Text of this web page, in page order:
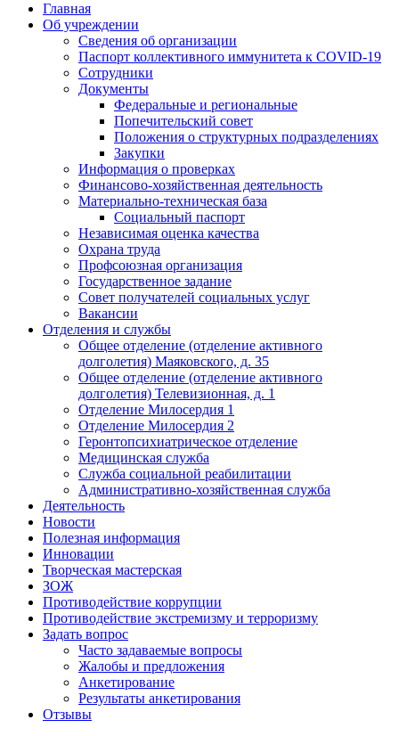
Главная
Об учреждении
Сведения об организации
Паспорт коллективного иммунитета к COVID-19
Сотрудники
Документы
Федеральные и региональные
Попечительский совет
Положения о структурных подразделениях
Закупки
Информация о проверках
Финансово-хозяйственная деятельность
Материально-техническая база
Социальный паспорт
Независимая оценка качества
Охрана труда
Профсоюзная организация
Государственное задание
Совет получателей социальных услуг
Вакансии
Отделения и службы
Общее отделение (отделение активного
долголетия) Маяковского, д. 35
Общее отделение (отделение активного
долголетия) Телевизионная, д. 1
Отделение Милосердия 1
Отделение Милосердия 2
Геронтопсихиатрическое отделение
Медицинская служба
Служба социальной реабилитации
Административно-хозяйственная служба
Деятельность
Новости
Полезная информация
Инновации
Творческая мастерская
ЗОЖ
Противодействие коррупции
Противодействие экстремизму и терроризму
Задать вопрос
Часто задаваемые вопросы
Жалобы и предложения
Анкетирование
Результаты анкетирования
Отзывы